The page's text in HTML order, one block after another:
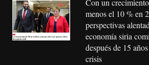
Con un
menos el 10 % en
perspectivas
economía siria
después de 15
crisis